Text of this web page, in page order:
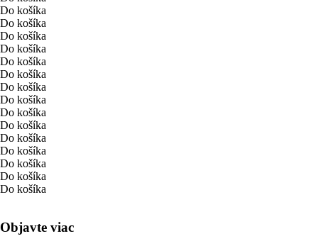
Do košíka
Do košíka
Do košíka
Do košíka
Do košíka
Do košíka
Do košíka
Do košíka
Do košíka
Do košíka
Do košíka
Do košíka
Do košíka
Do košíka
Do košíka
Objavte viac